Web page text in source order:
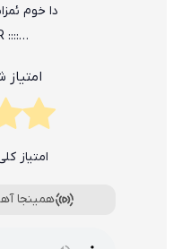
دا خوم
…:::: iR-media.iR ::::…
امتیاز
همینجا